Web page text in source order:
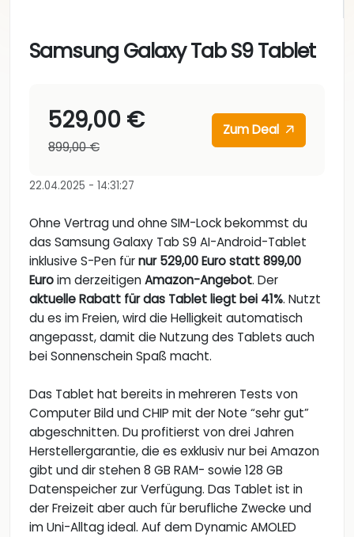
Samsung Galaxy Tab S9 Tablet
529,00 €
899,00 €
Zum Deal
22.04.2025 - 14:31:27
Ohne Vertrag und ohne SIM-Lock bekommst du
das Samsung Galaxy Tab S9 AI-Android-Tablet
inklusive S-Pen fürnur 529,00 Euro statt 899,00
Euroim derzeitigenAmazon-Angebot. Der
aktuelle Rabatt für das Tablet liegt bei 41%. Nutzt
du es im Freien, wird die Helligkeit automatisch
angepasst, damit die Nutzung des Tablets auch
bei Sonnenschein Spaß macht.
Das Tablet hat bereits in mehreren Tests von
Computer Bild und CHIP mit der Note “sehr gut”
abgeschnitten. Du profitierst von drei Jahren
Herstellergarantie, die es exklusiv nur bei Amazon
gibt und dir stehen 8 GB RAM- sowie 128 GB
Datenspeicher zur Verfügung. Das Tablet ist in
der Freizeit aber auch für berufliche Zwecke und
im Uni-Alltag ideal. Auf dem Dynamic AMOLED